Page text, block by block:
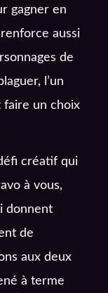
gagner en
aussi
de
l’un
faire un choix
créatif qui
à vous,
donnent
de
aux deux
à terme